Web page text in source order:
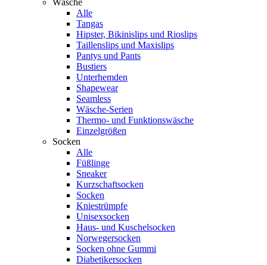
Alle
Tangas
Hipster, Bikinislips und Rioslips
Taillenslips und Maxislips
Pantys und Pants
Bustiers
Unterhemden
Shapewear
Seamless
Wäsche-Serien
Thermo- und Funktionswäsche
Einzelgrößen
Socken
Alle
Füßlinge
Sneaker
Kurzschaftsocken
Socken
Kniestrümpfe
Unisexsocken
Haus- und Kuschelsocken
Norwegersocken
Socken ohne Gummi
Diabetikersocken